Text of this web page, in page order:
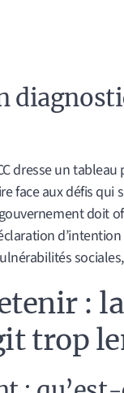
dresse un
face aux défis qui
doit
d’intention
:
trop